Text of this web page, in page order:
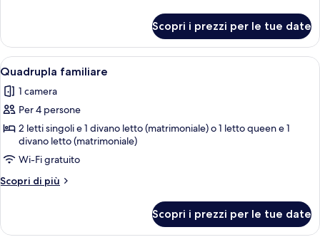
o
2
letti
singoli
Comfort
con
letto
matrimoniale
o
2
singoli
Scopri i prezzi per le tue date
Apri
tutte
le
foto
per
Quadrupla
familiare
Una camera da letto moderna con
4
Quadrupla familiare
1 camera
Per 4 persone
2 letti singoli e 1 divano letto (matrimoniale) o 1 letto queen e 1
divano letto (matrimoniale)
Wi-Fi gratuito
Scopri di più
Altri
familiare
Scopri i prezzi per le tue date